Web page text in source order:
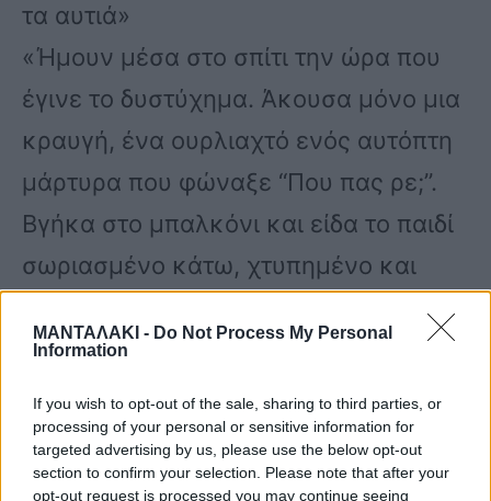
ΜΑΝΤΑΛΑΚΙ - Do Not Process My Personal
Information
If you wish to opt-out of the sale, sharing to third parties, or
processing of your personal or sensitive information for
targeted advertising by us, please use the below opt-out
section to confirm your selection. Please note that after your
opt-out request is processed you may continue seeing
τα αυτιά»
«Ήμουν μέσα στο σπίτι την ώρα που
έγινε το δυστύχημα. Άκουσα μόνο μια
κραυγή, ένα ουρλιαχτό ενός αυτόπτη
μάρτυρα που φώναξε “Που πας ρε;”.
Βγήκα στο μπαλκόνι και είδα το παιδί
σωριασμένο κάτω, χτυπημένο και
κατεβήκαμε κάτω» λέει στο newsit.gr.
αίματα από τη μύτη και τα αυτιά. Ο
οδηγός του φορτηγού δεν κατέβηκε